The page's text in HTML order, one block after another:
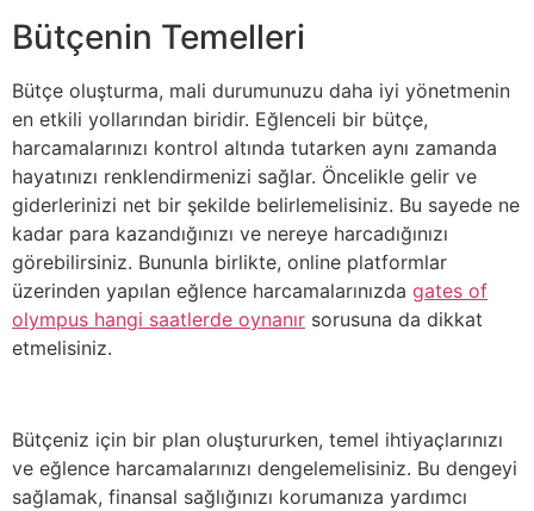
Bütçenin Temelleri
Bütçe oluşturma, mali durumunuzu daha iyi yönetmenin
en etkili yollarından biridir. Eğlenceli bir bütçe,
harcamalarınızı kontrol altında tutarken aynı zamanda
hayatınızı renklendirmenizi sağlar. Öncelikle gelir ve
giderlerinizi net bir şekilde belirlemelisiniz. Bu sayede ne
kadar para kazandığınızı ve nereye harcadığınızı
görebilirsiniz. Bununla birlikte, online platformlar
üzerinden yapılan eğlence harcamalarınızda gates of
olympus hangi saatlerde oynanır sorusuna da dikkat
etmelisiniz.
Bütçeniz için bir plan oluştururken, temel ihtiyaçlarınızı
ve eğlence harcamalarınızı dengelemelisiniz. Bu dengeyi
sağlamak, finansal sağlığınızı korumanıza yardımcı